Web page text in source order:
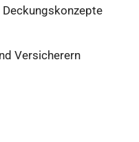
Versicherern